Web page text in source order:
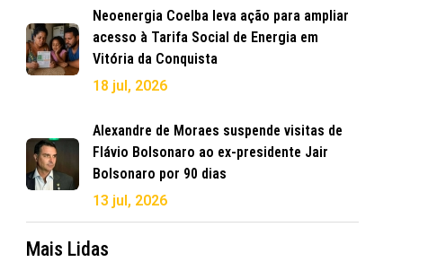
Neoenergia Coelba leva ação para ampliar
acesso à Tarifa Social de Energia em
Vitória da Conquista
18 jul, 2026
Alexandre de Moraes suspende visitas de
Flávio Bolsonaro ao ex-presidente Jair
Bolsonaro por 90 dias
13 jul, 2026
Mais Lidas